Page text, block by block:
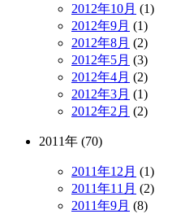
2012年10月 (1)
2012年9月 (1)
2012年8月 (2)
2012年5月 (3)
2012年4月 (2)
2012年3月 (1)
2012年2月 (2)
2011年 (70)
2011年12月 (1)
2011年11月 (2)
2011年9月 (8)